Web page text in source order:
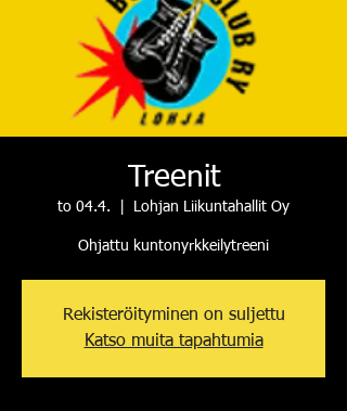
Treenit
to 04.4. Lohjan Liikuntahallit Oy
Ohjattu kuntonyrkkeilytreeni
Rekisteröityminen on suljettu
Katso muita tapahtumia